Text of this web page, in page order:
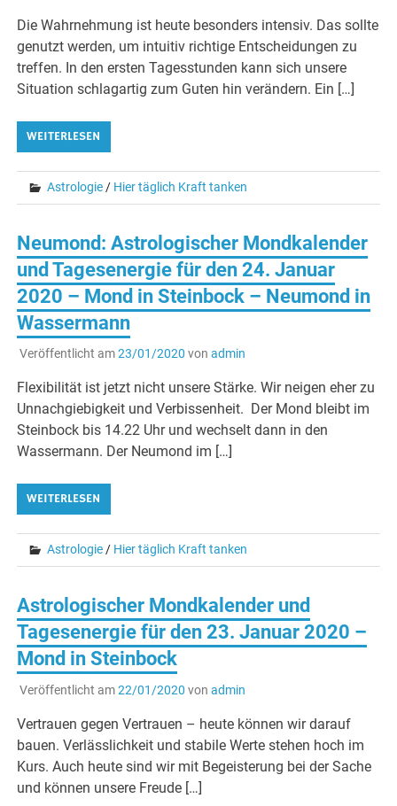
Die Wahrnehmung ist heute besonders intensiv. Das sollte
genutzt werden, um intuitiv richtige Entscheidungen zu
treffen. In den ersten Tagesstunden kann sich unsere
Situation schlagartig zum Guten hin verändern. Ein […]
WEITERLESEN
Astrologie / Hier täglich Kraft tanken
Neumond: Astrologischer Mondkalender
und Tagesenergie für den 24. Januar
2020 – Mond in Steinbock – Neumond in
Wassermann
Veröffentlicht am23/01/2020 von admin
Flexibilität ist jetzt nicht unsere Stärke. Wir neigen eher zu
Unnachgiebigkeit und Verbissenheit. Der Mond bleibt im
Steinbock bis 14.22 Uhr und wechselt dann in den
Wassermann. Der Neumond im […]
WEITERLESEN
Astrologie/ Hier täglich Kraft tanken
Astrologischer Mondkalender und
Tagesenergie für den 23. Januar 2020 –
Mond in Steinbock
Veröffentlicht am22/01/2020 von admin
Vertrauen gegen Vertrauen – heute können wir darauf
bauen. Verlässlichkeit und stabile Werte stehen hoch im
Kurs. Auch heute sind wir mit Begeisterung bei der Sache
und können unsere Freude […]